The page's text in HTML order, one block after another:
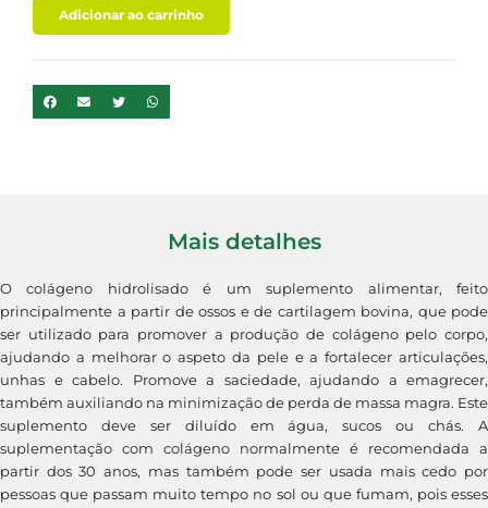
Adicionar ao carrinho
Mais detalhes
O colágeno hidrolisado é um suplemento alimentar, feito
principalmente a partir de ossos e de cartilagem bovina, que pode
ser utilizado para promover a produção de colágeno pelo corpo,
ajudando a melhorar o aspeto da pele e a fortalecer articulações,
unhas e cabelo. Promove a saciedade, ajudando a emagrecer,
também auxiliando na minimização de perda de massa magra. Este
suplemento deve ser diluído em água, sucos ou chás. A
suplementação com colágeno normalmente é recomendada a
partir dos 30 anos, mas também pode ser usada mais cedo por
pessoas que passam muito tempo no sol ou que fumam, pois esses